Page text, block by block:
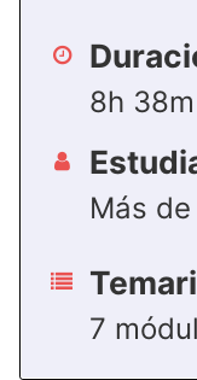
8h
Más de
7